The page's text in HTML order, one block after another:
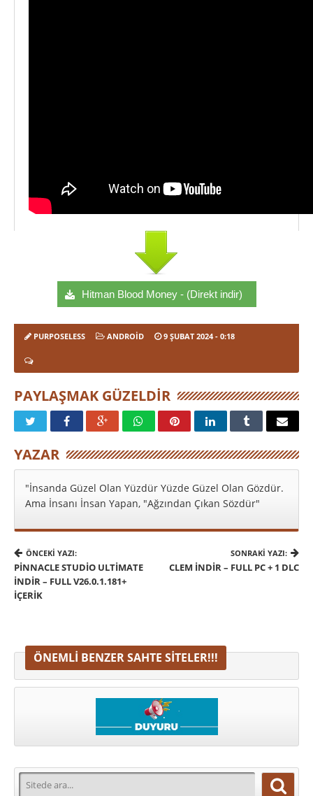
Hitman Blood Money - (Direkt indir)
PURPOSELESS ANDROID 9 ŞUBAT 2024- 0:18
PAYLAŞMAK GÜZELDIR
YAZAR
"İnsanda Güzel Olan Yüzdür Yüzde Güzel Olan Gözdür.
Ama İnsanı İnsan Yapan, "Ağzından Çıkan Sözdür"
ÖNCEKI YAZI:
PINNACLE STUDIO ULTIMATE
İNDIR – FULL V26.0.1.181+
İÇERIK
SONRAKI YAZI:
CLEM İNDIR – FULL PC + 1 DLC
ÖNEMLI BENZER SAHTE SITELER!!!